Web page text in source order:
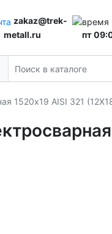
zakaz@trek-
metall.ru
пт
1520х19 AISI 321